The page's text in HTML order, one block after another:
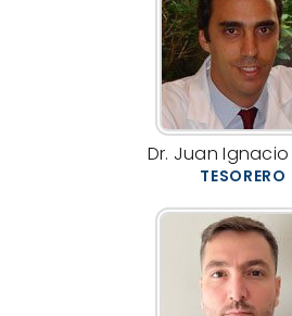
Dr. Juan Ignacio
TESORERO